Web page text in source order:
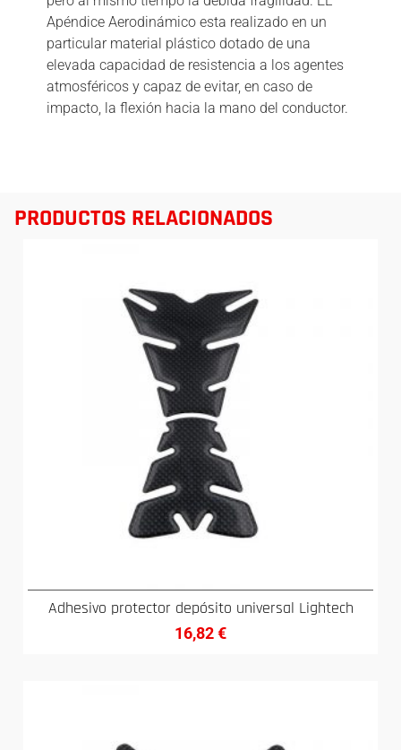
Apéndice Aerodinámico esta realizado en un
particular material plástico dotado de una
elevada capacidad de resistencia a los agentes
atmosféricos y capaz de evitar, en caso de
impacto, la flexión hacia la mano del conductor.
PRODUCTOS RELACIONADOS
Adhesivo protector depósito universal Lightech
16,82€